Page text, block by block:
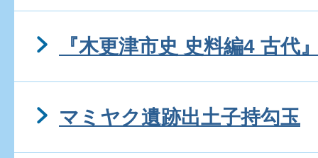
『木更津市史 史料編4 古代
マミヤク遺跡出土子持勾玉